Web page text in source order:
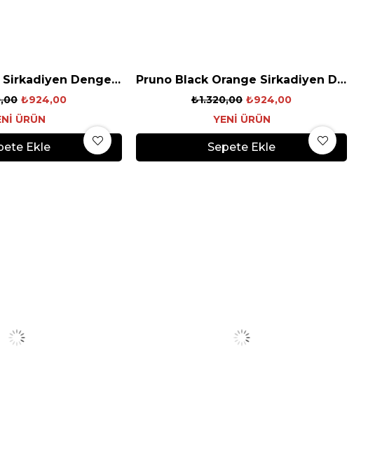
Otis Black Red Sirkadiyen Denge Gözlüğü
₺924,00
Ekle
ÜRÜN
Pruno Black Orange Sirkadiyen Denge Gözlüğü
₺924,00
₺1.320,00
Sepete Ekle
YENI ÜRÜN